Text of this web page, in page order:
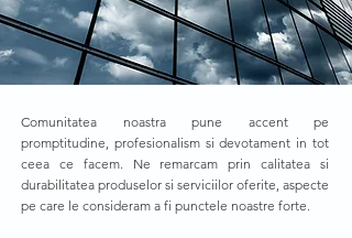
Comunitatea noastra pune accent pe
promptitudine, profesionalism si devotament in tot
ceea ce facem. Ne remarcam prin calitatea si
durabilitatea produselor si serviciilor oferite, aspecte
pe care le consideram a fi punctele noastre forte.